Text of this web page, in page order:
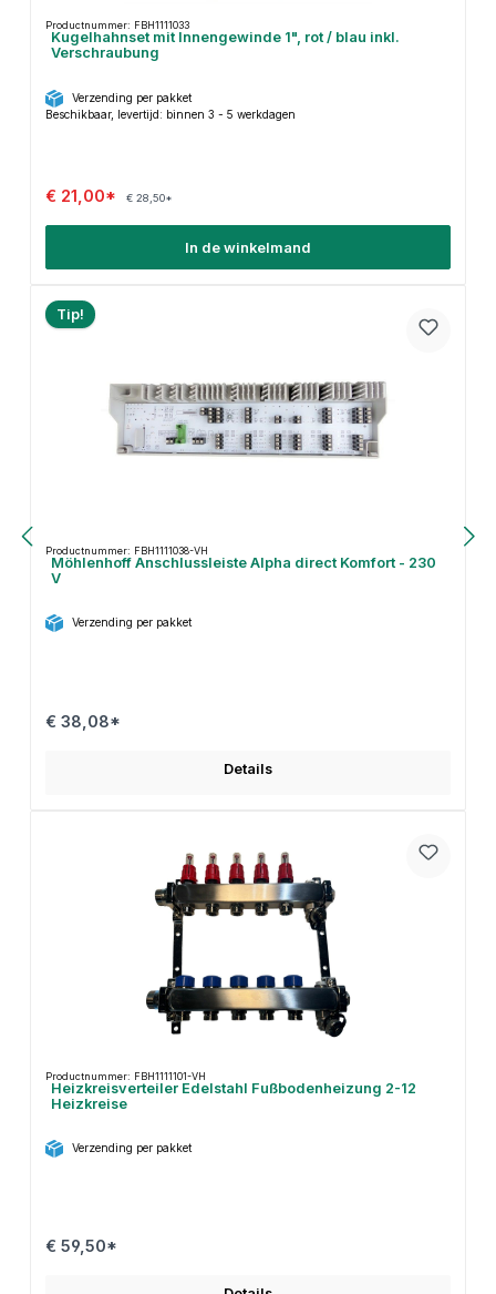
Productnummer: FBH1111033
Kugelhahnset mit Innengewinde 1", rot / blau inkl.
Verschraubung
Verzending per pakket
Beschikbaar, levertijd: binnen 3 - 5 werkdagen
€ 21,00* € 28,50*
In de winkelmand
Tip!
Productnummer: FBH1111038-VH
Möhlenhoff Anschlussleiste Alpha direct Komfort - 230
V
Verzending per pakket
€ 38,08*
Details
Productnummer: FBH1111101-VH
Heizkreisverteiler Edelstahl Fußbodenheizung 2-12
Heizkreise
Verzending per pakket
€ 59,50*